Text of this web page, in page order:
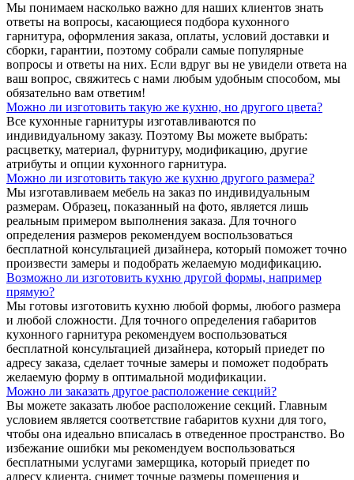
Мы понимаем насколько важно для наших клиентов знать
ответы на вопросы, касающиеся подбора кухонного
гарнитура, оформления заказа, оплаты, условий доставки и
сборки, гарантии, поэтому собрали самые популярные
вопросы и ответы на них. Если вдруг вы не увидели ответа на
ваш вопрос, свяжитесь с нами любым удобным способом, мы
обязательно вам ответим!
Можно ли изготовить такую же кухню, но другого цвета?
Все кухонные гарнитуры изготавливаются по
индивидуальному заказу. Поэтому Вы можете выбрать:
расцветку, материал, фурнитуру, модификацию, другие
атрибуты и опции кухонного гарнитура.
Можно ли изготовить такую же кухню другого размера?
Мы изготавливаем мебель на заказ по индивидуальным
размерам. Образец, показанный на фото, является лишь
реальным примером выполнения заказа. Для точного
определения размеров рекомендуем воспользоваться
бесплатной консультацией дизайнера, который поможет точно
произвести замеры и подобрать желаемую модификацию.
Возможно ли изготовить кухню другой формы, например
прямую?
Мы готовы изготовить кухню любой формы, любого размера
и любой сложности. Для точного определения габаритов
кухонного гарнитура рекомендуем воспользоваться
бесплатной консультацией дизайнера, который приедет по
адресу заказа, сделает точные замеры и поможет подобрать
желаемую форму в оптимальной модификации.
Можно ли заказать другое расположение секций?
Вы можете заказать любое расположение секций. Главным
условием является соответствие габаритов кухни для того,
чтобы она идеально вписалась в отведенное пространство. Во
избежание ошибки мы рекомендуем воспользоваться
бесплатными услугами замерщика, который приедет по
адресу клиента, снимет точные размеры помещения и